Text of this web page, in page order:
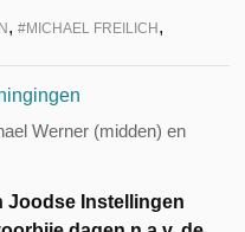
, MICHAEL FREILICH ,
Werner (midden) en
Joodse Instellingen